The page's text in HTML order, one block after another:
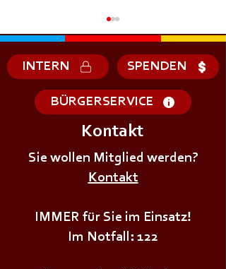
+++𝗘𝗥𝗦𝗧𝗘 - 𝗛𝗜𝗟𝗙𝗘
𝗞𝗨𝗥𝗦 𝗱𝗲𝗿
𝗝𝘂𝗴𝗲𝗻𝗱𝗳𝗲𝘂𝗲𝗿𝘄𝗲𝗵𝗿+++
INTERN SPENDEN
BÜRGERSERVICE
Kontakt
Sie wollen Mitglied werden?
Kontakt
IMMER für Sie im Einsatz!
Im Notfall: 122